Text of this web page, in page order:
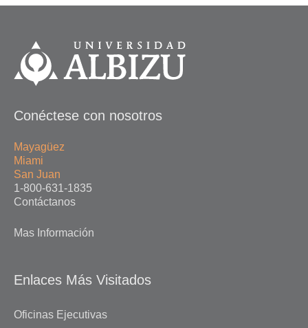
Conéctese con nosotros
Mayagüez
Miami
San Juan
1-800-631-1835
Contáctanos
Mas Información
Enlaces Más Visitados
Oficinas Ejecutivas